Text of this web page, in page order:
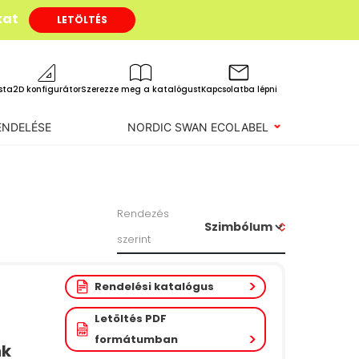
LETÖLTÉS
2D konfigurátorSzerezze meg a katalógustKapcsolatba lépni
NORDIC SWAN ECOLABEL
Rendezés
szerint
Rendelési katalógus
Letöltés PDF
formátumban